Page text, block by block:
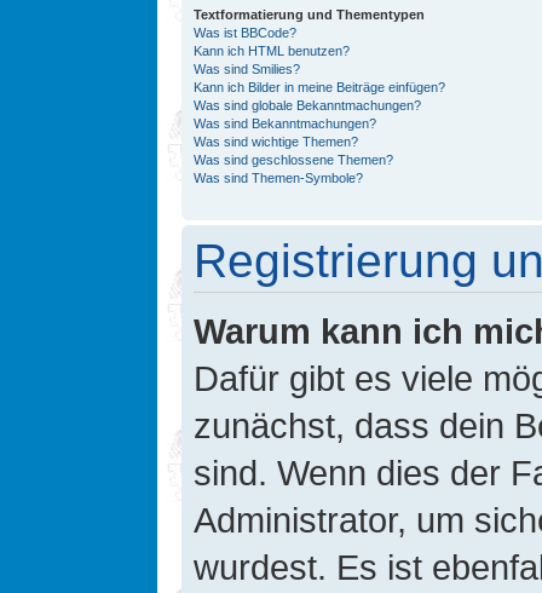
Textformatierung und Thementypen
Was ist BBCode?
Kann ich HTML benutzen?
Was sind Smilies?
Kann ich Bilder in meine Beiträge einfügen?
Was sind globale Bekanntmachungen?
Was sind Bekanntmachungen?
Was sind wichtige Themen?
Was sind geschlossene Themen?
Was sind Themen-Symbole?
Registrierung
Warum kann ich
Dafür gibt es viele
zunächst, dass dein
sind. Wenn dies der
Administrator, um
wurdest. Es ist